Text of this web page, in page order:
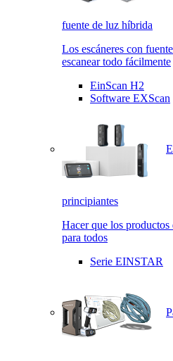
fuente de luz híbrida
Los escáneres con
escanear todo fácilmente
EinScan H2
Software EXScan
principiantes
Hacer que los productos
para todos
Serie EINSTAR